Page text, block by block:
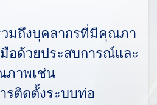
วมถึงบุคลากรที่มีคุณภา
มือด้วยประสบการณ์และ
ภาพเช่น
ารติดตั้งระบบท่อ